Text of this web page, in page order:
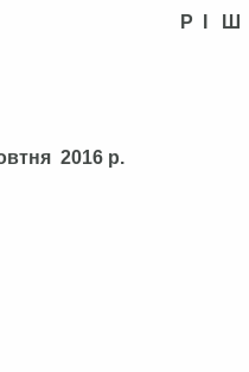
Р І
» жовтня